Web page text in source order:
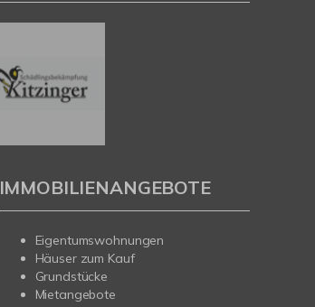
IMMOBILIENANGEBOTE
Eigentumswohnungen
Häuser zum Kauf
Grundstücke
Mietangebote